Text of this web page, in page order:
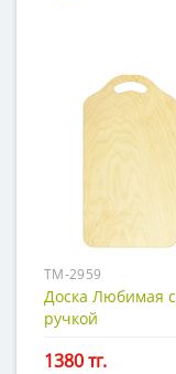
TM-2959
Доска Любимая с
ручкой
1380 тг.